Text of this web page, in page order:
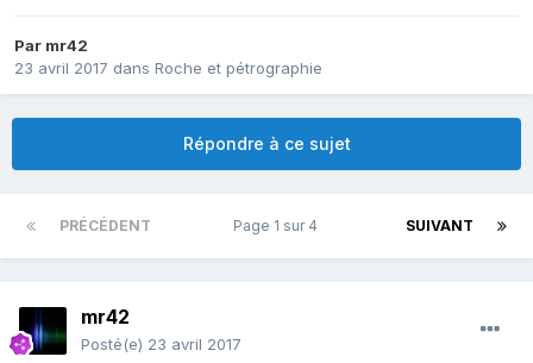
Par mr42
23 avril 2017 dans Roche et pétrographie
Répondre à ce sujet
PRÉCÉDENT SUIVANT
Page 1 sur 4
mr42
Posté(e) 23 avril 2017